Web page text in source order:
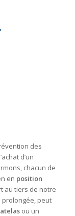
des
d’un
chacun de
en position
au tiers de notre
prolongée, peut
ou un